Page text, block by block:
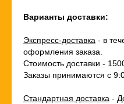
Варианты доставки:
Экспресс-доставка - в
оформления заказа.
Стоимость доставки -
Заказы принимаются с
Стандартная доставка -